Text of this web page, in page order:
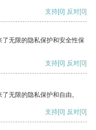
支持[0] 反对[0]
无限的隐私保护和安全性保
支持[0] 反对[0]
无限的隐私保护和自由。
支持[0] 反对[0]